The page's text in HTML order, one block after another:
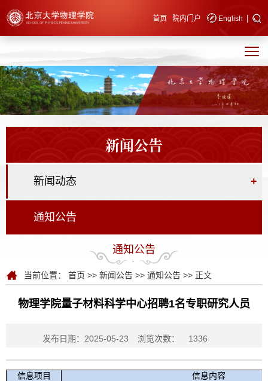
快速导航 首页 院内门户 English |
新闻公告
新闻动态 +
通知公告
通知公告
当前位置： 首页 >> 新闻公告 >> 通知公告 >> 正文
物理学院量子材料科学中心招聘1名专职研究人员
发布日期：2025-05-23 浏览次数： 1336
信息项目
信息内容